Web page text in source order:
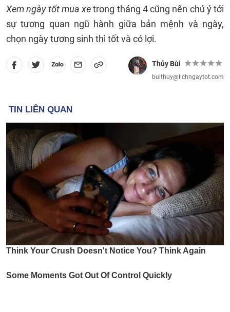
Xem ngày tốt mua xetrong tháng 4 cũng nên chú ý tới
sự tương quan ngũ hành giữa bản mệnh và ngày,
chọn ngày tương sinh thì tốt và có lợi.
Thủy Bùi
buithuy@lichngaytot.com